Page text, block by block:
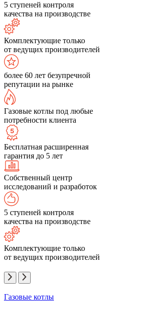
5 ступеней контроля
качества на производстве
Комплектующие только
от ведущих производителей
более 60 лет безупречной
репутации на рынке
Газовые котлы под любые
потребности клиента
Бесплатная расширенная
гарантия до 5 лет
Собственный центр
исследований и разработок
5 ступеней контроля
качества на производстве
Комплектующие только
от ведущих производителей
Газовые котлы